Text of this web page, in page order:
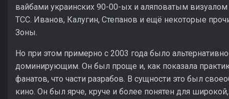
вайбами украинских 90-00-ых и аляповатым визуалом
ТСС. Иванов, Калугин, Степанов и ещё некоторые
Зоны.
Но при этом примерно с 2003 года было
доминирующим. Он был проще и, как показала
фанатов, что части разрабов. В сущности это был
кино. Он был ярче, круче и более понятен для